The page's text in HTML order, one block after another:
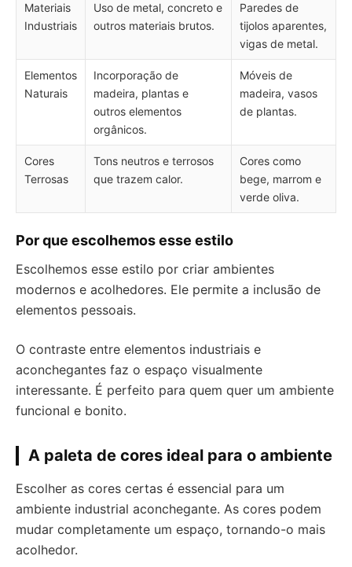
Materiais
Industriais
Uso de metal, concreto e
outros materiais brutos.
Paredes de
tijolos aparentes,
vigas de metal.
Elementos
Naturais
Incorporação de
madeira, plantas e
outros elementos
orgânicos.
Móveis de
madeira, vasos
de plantas.
Cores
Terrosas
Tons neutros e terrosos
que trazem calor.
Cores como
bege, marrom e
verde oliva.
Por que escolhemos esse estilo
Escolhemos esse estilo por criar ambientes
modernos e acolhedores. Ele permite a inclusão de
elementos pessoais.
O contraste entre elementos industriais e
aconchegantes faz o espaço visualmente
interessante. É perfeito para quem quer um ambiente
funcional e bonito.
A paleta de cores ideal para o ambiente
Escolher as cores certas é essencial para um
ambiente industrial aconchegante. As cores podem
mudar completamente um espaço, tornando-o mais
acolhedor.